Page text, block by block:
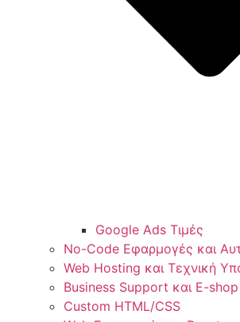
Google Ads Τιμές
No-Code Εφαρμογές και
Web Hosting και Τεχνική
Business Support και E-
Custom HTML/CSS